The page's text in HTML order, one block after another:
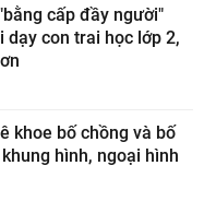
cấp đầy người"
dạy con trai học lớp 2,
khoe bố chồng và bố
hình, ngoại hình